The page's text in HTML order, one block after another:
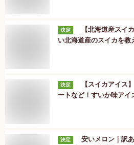
決定
【北海道産スイ
い北海道産のスイカを教
決定
【スイカアイス
ートなど！すいか味アイ
決定
安いメロン｜訳